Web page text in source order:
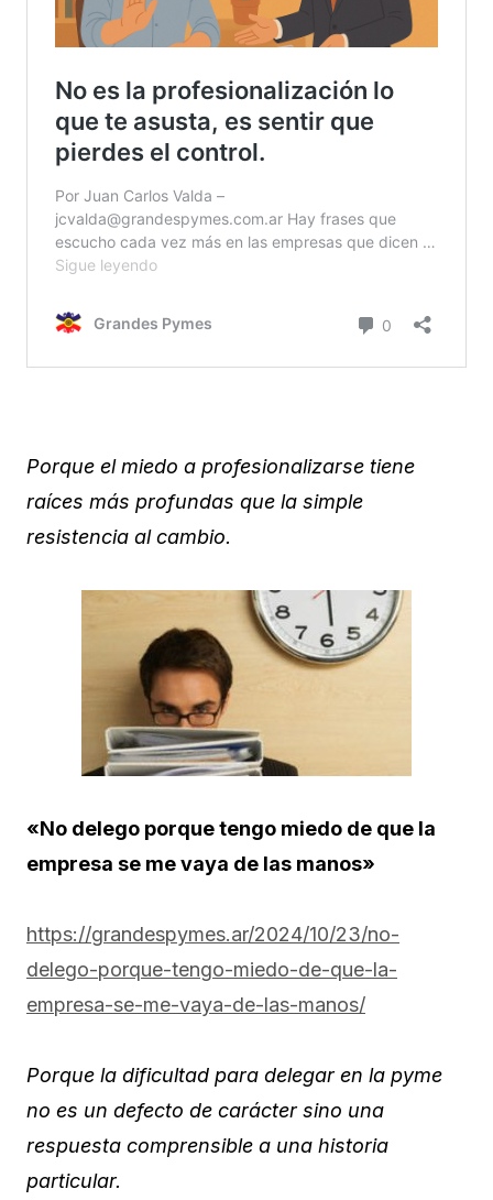
Porque el miedo a profesionalizarse tiene
raíces más profundas que la simple
resistencia al cambio.
«No delego porque tengo miedo de que la
empresa se me vaya de las manos»
https://grandespymes.ar/2024/10/23/no-
delego-porque-tengo-miedo-de-que-la-
empresa-se-me-vaya-de-las-manos/
Porque la dificultad para delegar en la pyme
no es un defecto de carácter sino una
respuesta comprensible a una historia
particular.